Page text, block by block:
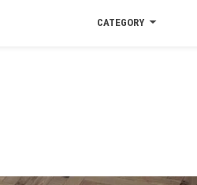
CATEGORY